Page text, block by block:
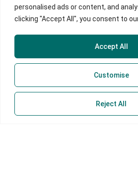
personalised ads or content, and
clicking "Accept All", you consent to
Customise
Reject All
Accept All
Política de Privacidad
Manual de Políticas Sagrilaft
Teletrabajadores
servicioalcliente@contex.com.co
324 474 1080